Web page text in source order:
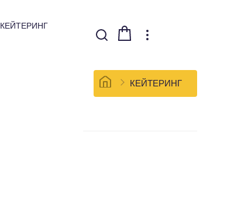
КЕЙТЕРИНГ
КЕЙТЕРИНГ